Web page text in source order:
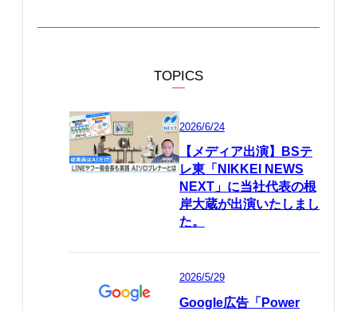
TOPICS
2026/6/24
【メディア出演】BSテ
レ東「NIKKEI NEWS
NEXT」に当社代表の根
岸大蔵が出演いたしまし
た。
2026/5/29
Google広告「Power